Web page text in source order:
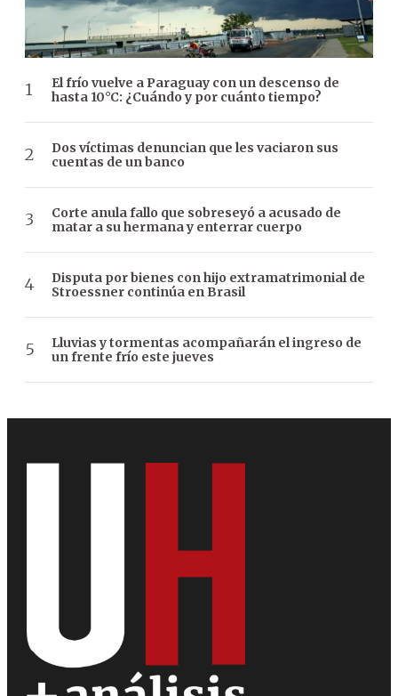
El frío vuelve a Paraguay con un descenso de
hasta 10°C: ¿Cuándo y por cuánto tiempo?
Dos víctimas denuncian que les vaciaron sus
cuentas de un banco
Corte anula fallo que sobreseyó a acusado de
matar a su hermana y enterrar cuerpo
Disputa por bienes con hijo extramatrimonial de
Stroessner continúa en Brasil
Lluvias y tormentas acompañarán el ingreso de
un frente frío este jueves